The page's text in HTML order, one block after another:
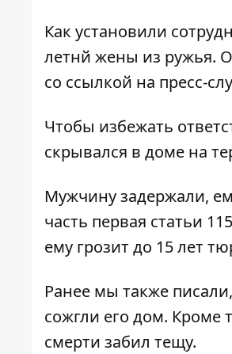
Как установили
летнй жены из ружья.
со ссылкой на пресс-
Чтобы избежать
скрывался в доме на
Мужчину задержали,
часть первая статьи
ему грозит до 15 лет
Ранее мы также
сожгли его дом. Кроме
смерти забил тещу.